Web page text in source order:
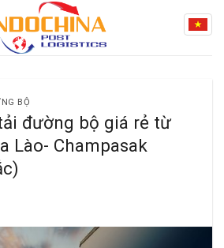
BỘ
đường bộ giá rẻ từ
Lào- Champasak